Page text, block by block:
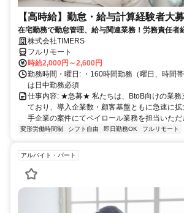
【高時給】勤怠・給与計算経験者大
在宅勤務で勤怠管理、給与関連業務！労務責任者
稼ぎたい方、注目！
株式会社TIMERS
フルリモート
時給2,000円～2,600円
勤務時間・曜日: ・160時間勤務（曜日、時間
は日中勤務必須
仕事内容: ★急募★ 私たちは、BtoB向けの業務
ており、導入企業数・顧客基盤ともに急速に
手企業の案件にてペイロール業務を担当いただ
変形労働時間制 シフト自由 即日勤務OK フルリモート
アルバイト・パート